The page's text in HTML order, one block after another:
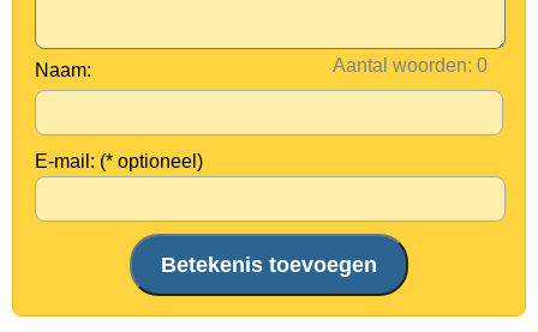
Aantal woorden:
Naam:
E-mail: (* optioneel)